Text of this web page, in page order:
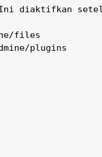
#Ini diaktifkan
files
plugins